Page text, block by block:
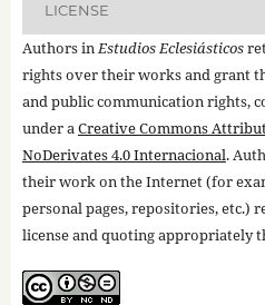
LICENSE
Authors inEstudios Eclesiásticos
rights over their works and grant
and public communication rights,
under aCreative Commons
NoDerivates 4.0 Internacional.
their work on the Internet (for
personal pages, repositories, etc.)
license and quoting appropriately